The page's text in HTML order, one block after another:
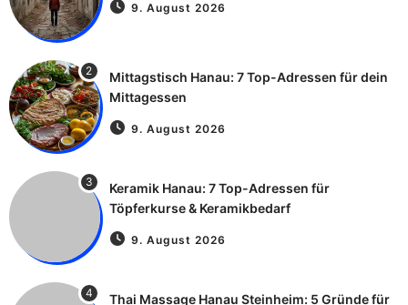
9. August 2026
2
Mittagstisch Hanau: 7 Top-Adressen für dein
Mittagessen
9. August 2026
3
Keramik Hanau: 7 Top-Adressen für
Töpferkurse & Keramikbedarf
9. August 2026
4
Thai Massage Hanau Steinheim: 5 Gründe für